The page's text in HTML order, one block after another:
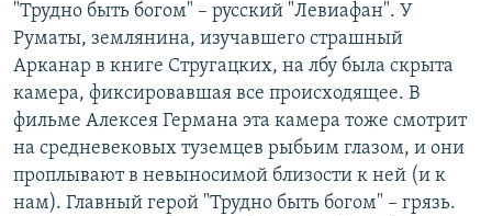
"Трудно быть богом" – русский "Левиафан". У
Руматы, землянина, изучавшего страшный
Арканар в книге Стругацких, на лбу была скрыта
камера, фиксировавшая все происходящее. В
фильме Алексея Германа эта камера тоже смотрит
на средневековых туземцев рыбьим глазом, и они
проплывают в невыносимой близости к ней (и к
нам). Главный герой "Трудно быть богом" – грязь.